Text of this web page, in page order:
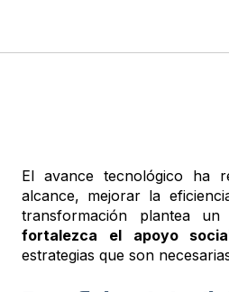
El avance tecnológico ha
alcance, mejorar la
transformación plantea
fortalezca el apoyo
estrategias que son